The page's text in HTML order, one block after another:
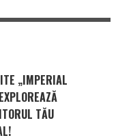
„IMPERIAL
TĂU